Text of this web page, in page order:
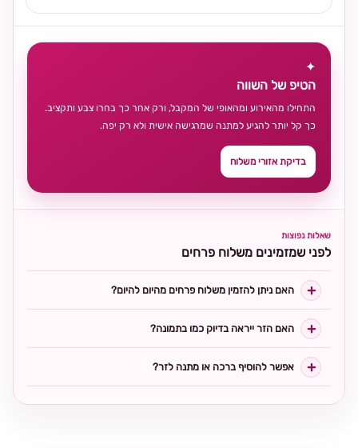
✦
הטיפ של השווה
התחילו מהאירוע ומהאופי של המקבל, ורק אחר כך בחרו צבע ותקציב.
כך קל יותר להגיע למתנה שמרגישה אישית ולא רק יפה.
בדיקת אזורי משלוח
שאלות נפוצות
לפני שמזמינים משלוח פרחים
האם ניתן להזמין משלוח פרחים מהיום להיום?
האם הזר ייראה בדיוק כמו בתמונה?
אפשר להוסיף ברכה או מתנה לזר?